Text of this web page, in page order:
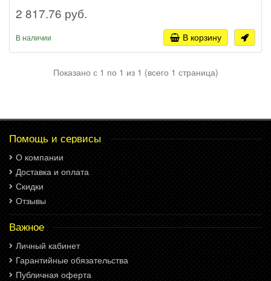
2 817.76 руб.
В наличии В корзину
Показано с 1 по 1 из 1 (всего 1 страница)
Помощь и сервисы
О компании
Доставка и оплата
Скидки
Отзывы
Важное
Личный кабинет
Гарантийные обязательства
Публичная оферта